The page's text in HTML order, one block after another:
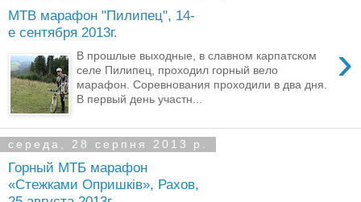
MTB марафон "Пилипец", 14-
е сентября 2013г.
›
В прошлые выходные, в славном карпатском
селе Пилипец, проходил горный вело
марафон. Соревнования проходили в два дня.
В первый день участн...
середа, 28 серпня 2013 р.
Горный МТБ марафон
«Стежками Опришків», Рахов,